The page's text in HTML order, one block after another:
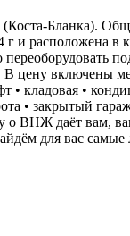
Бланка).
в
цену включены
кладовая •
• закрытый
даёт вам,
для вас